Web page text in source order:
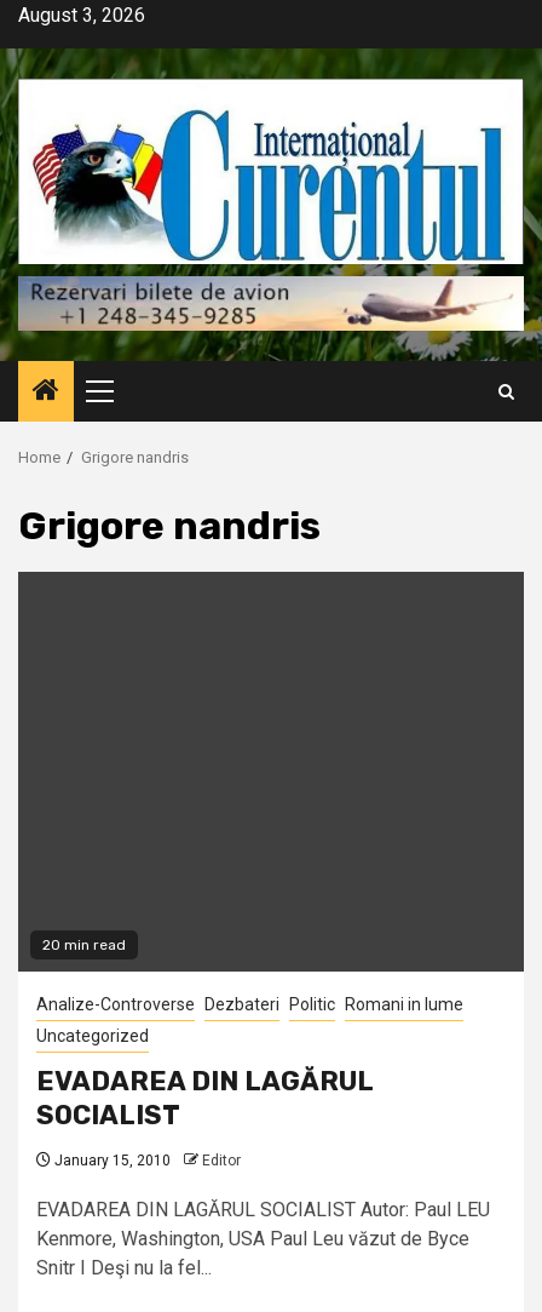
Skip
content
August 3, 2026
Primary
Menu
Home Grigore nandris
Grigore nandris
20 min read
Analize-Controverse Dezbateri Politic
Romani in lume
Uncategorized
EVADAREA DIN LAGĂRUL
SOCIALIST
January 15, 2010 Editor
EVADAREA DIN LAGĂRUL SOCIALIST Autor: Paul LEU
Kenmore, Washington, USA Paul Leu văzut de Byce
Snitr I Deşi nu la fel...